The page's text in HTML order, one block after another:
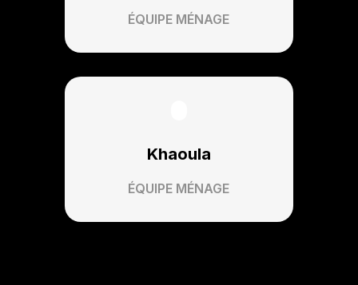
ÉQUIPE MÉNAGE
Khaoula
ÉQUIPE MÉNAGE